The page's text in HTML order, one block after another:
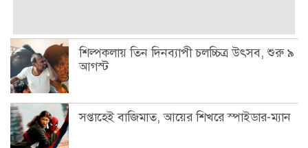
শিল্পকলায় তিন দিনব্যাপী চলচ্চিত্র উৎসব, শুরু ৯
আগস্ট
সপ্তাহেই বাজিমাত, আয়ের শিখরে স্পাইডার-ম্যান